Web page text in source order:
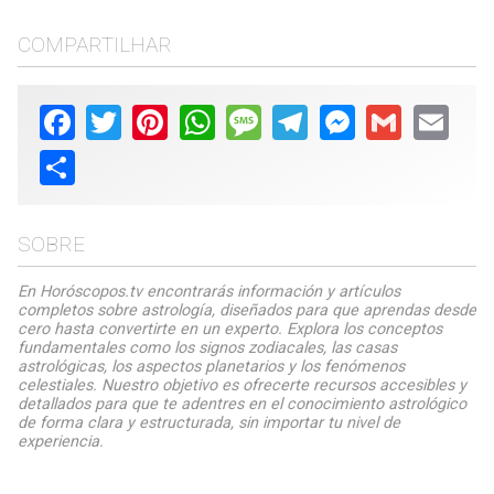
COMPARTILHAR
Facebook
Twitter PinterestWhatsAppMessageTelegramMessenger
Gmail Email
Share
SOBRE
En Horóscopos.tv encontrarás información y artículos
completos sobre astrología, diseñados para que aprendas desde
cero hasta convertirte en un experto. Explora los conceptos
fundamentales como los signos zodiacales, las casas
astrológicas, los aspectos planetarios y los fenómenos
celestiales. Nuestro objetivo es ofrecerte recursos accesibles y
detallados para que te adentres en el conocimiento astrológico
de forma clara y estructurada, sin importar tu nivel de
experiencia.